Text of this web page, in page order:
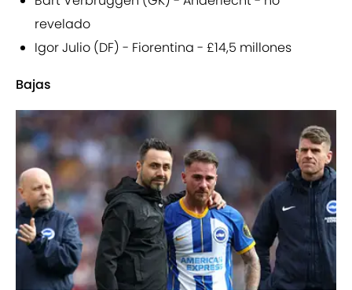
revelado
Igor Julio (DF) - Fiorentina - £14,5 millones
Bajas